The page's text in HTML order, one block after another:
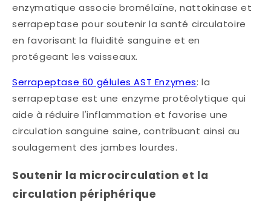
enzymatique associe bromélaïne, nattokinase et
serrapeptase pour soutenir la santé circulatoire
en favorisant la fluidité sanguine et en
protégeant les vaisseaux. ​
Serrapeptase 60 gélules AST Enzymes: la
serrapeptase est une enzyme protéolytique qui
aide à réduire l'inflammation et favorise une
circulation sanguine saine, contribuant ainsi au
soulagement des jambes lourdes. ​
Soutenir la microcirculation et la
circulation périphérique